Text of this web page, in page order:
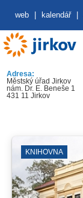
web kalendář
Adresa:
Městský úřad Jirkov
nám. Dr. E. Beneše 1
431 11 Jirkov
KNIHOVNA